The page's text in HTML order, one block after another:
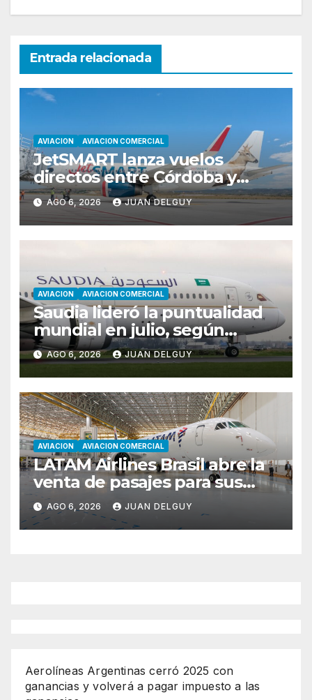
Entrada relacionada
AVIACION AVIACION COMERCIAL
JetSMART lanza vuelos
directos entre Córdoba y
Florianópolis
AGO 6, 2026 JUAN DELGUY
AVIACION AVIACION COMERCIAL
Saudia lideró la puntualidad
mundial en julio, según
Cirium
AGO 6, 2026 JUAN DELGUY
AVIACION AVIACION COMERCIAL
LATAM Airlines Brasil abre la
venta de pasajes para sus
nuevos Embraer E195-E2 y
anuncia la expansión de su
red
AGO 6, 2026 JUAN DELGUY
Aerolíneas Argentinas cerró 2025 con
ganancias y volverá a pagar impuesto a las